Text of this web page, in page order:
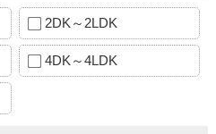
2DK～2LDK
4DK～4LDK